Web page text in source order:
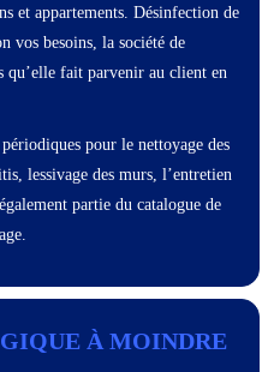
et appartements. Désinfection de
vos besoins, la société de
qu’elle fait parvenir au client en
pour le nettoyage des
lessivage des murs, l’entretien
partie du catalogue de
À MOINDRE